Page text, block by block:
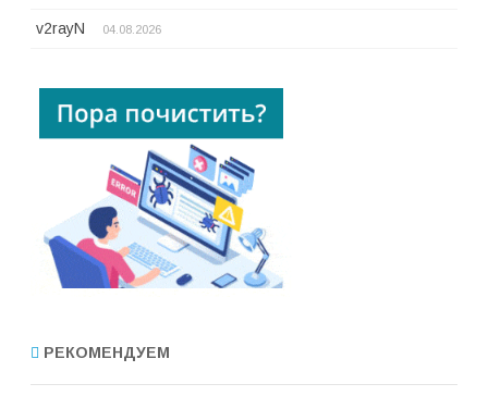
v2rayN 04.08.2026
РЕКОМЕНДУЕМ